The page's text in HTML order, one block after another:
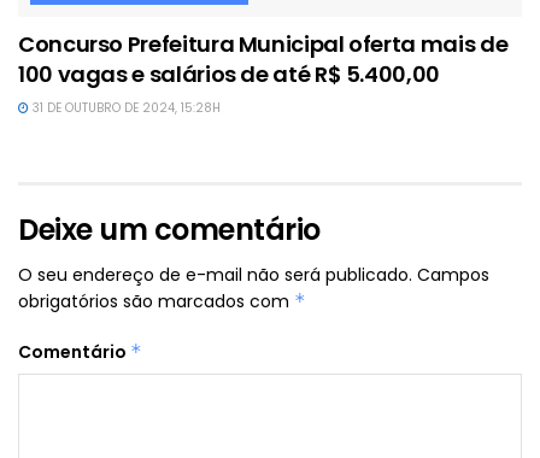
Concurso Prefeitura Municipal oferta mais de
100 vagas e salários de até R$ 5.400,00
31 DE OUTUBRO DE 2024, 15:28H
Deixe um comentário
O seu endereço de e-mail não será publicado. Campos
obrigatórios são marcados com *
Comentário *